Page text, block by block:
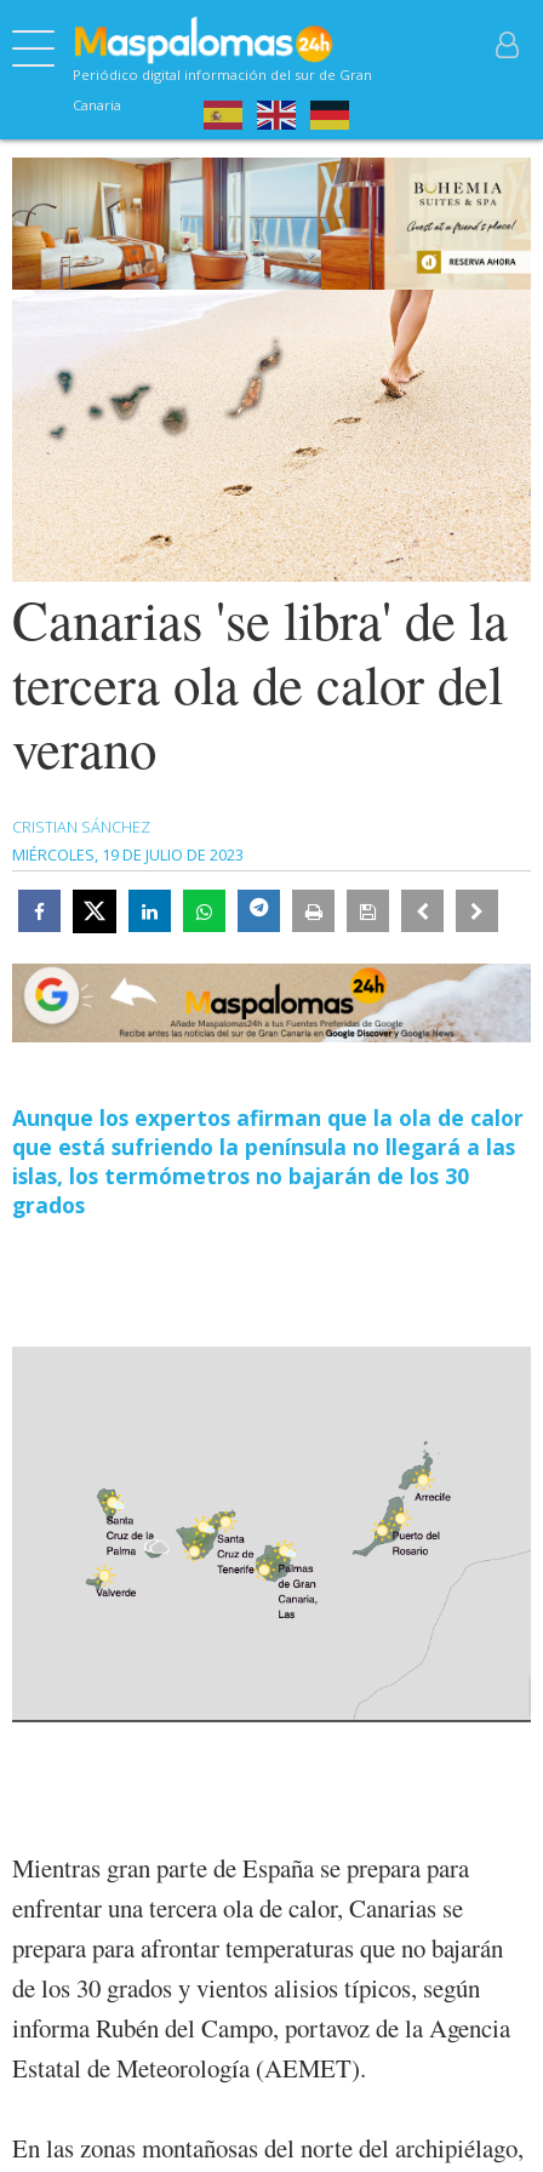
Periódico digital información del sur de Gran
Canaria
Canarias 'se libra' de la
tercera ola de calor del
verano
CRISTIAN SÁNCHEZ
MIÉRCOLES, 19 DE JULIO DE 2023
Aunque los expertos afirman que la ola de calor
que está sufriendo la península no llegará a las
islas, los termómetros no bajarán de los 30
grados
Mientras gran parte de España se prepara para
enfrentar una tercera ola de calor, Canarias se
prepara para afrontar temperaturas que no bajarán
de los 30 grados y vientos alisios típicos, según
informa Rubén del Campo, portavoz de la Agencia
Estatal de Meteorología (AEMET).
En las zonas montañosas del norte del archipiélago,